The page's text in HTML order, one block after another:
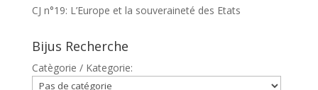
CJ n°19: L’Europe et la souveraineté des Etats
Bijus Recherche
Catègorie / Kategorie: